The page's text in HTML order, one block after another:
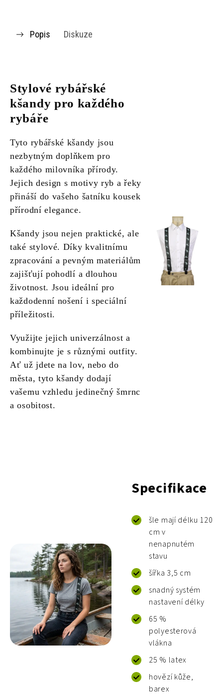
Popis Diskuze
Stylové rybářské
kšandy pro každého
rybáře
Tyto rybářské kšandy jsou
nezbytným doplňkem pro
každého milovníka přírody.
Jejich design s motivy ryb a řeky
přináší do vašeho šatníku kousek
přírodní elegance.
Kšandy jsou nejen praktické, ale
také stylové. Díky kvalitnímu
zpracování a pevným materiálům
zajišťují pohodlí a dlouhou
životnost. Jsou ideální pro
každodenní nošení i speciální
příležitosti.
Využijte jejich univerzálnost a
kombinujte je s různými outfity.
Ať už jdete na lov, nebo do
města, tyto kšandy dodají
vašemu vzhledu jedinečný šmrnc
a osobitost.
Specifikace
šle mají délku 120
cm v
nenapnutém
stavu
šířka 3,5 cm
snadný systém
nastavení délky
65 %
polyesterová
vlákna
25 % latex
hovězí kůže,
barex